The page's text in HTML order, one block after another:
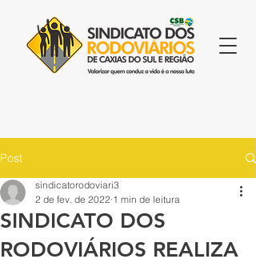
Post
SINDICATO DOS
RODOVIÁRIOS REALIZA
sindicatorodoviari3
2 de fev. de 2022 1 min de leitura